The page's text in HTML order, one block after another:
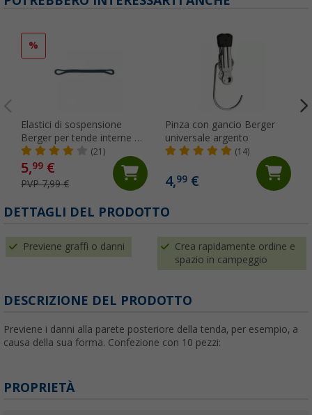
%
Elastici di sospensione
Berger per tende interne 10
pezzi nero
(21)
5,99 €
PVP 7,99 €
Pinza con gancio Berger
universale argento
(14)
4,99€
DETTAGLI DEL PRODOTTO
Previene graffi o danni
Crea rapidamente ordine e
spazio in campeggio
DESCRIZIONE DEL PRODOTTO
Previene i danni alla parete posteriore della tenda, per esempio, a
causa della sua forma. Confezione con 10 pezzi:
PROPRIETÀ